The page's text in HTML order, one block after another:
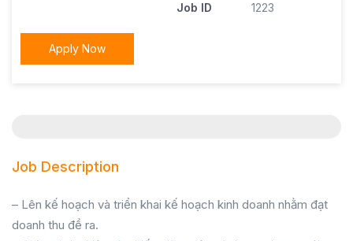
Job ID
1223
Apply Now
Job Description
– Lên kế hoạch và triển khai kế hoạch kinh doanh nhằm đạt
doanh thu đề ra.